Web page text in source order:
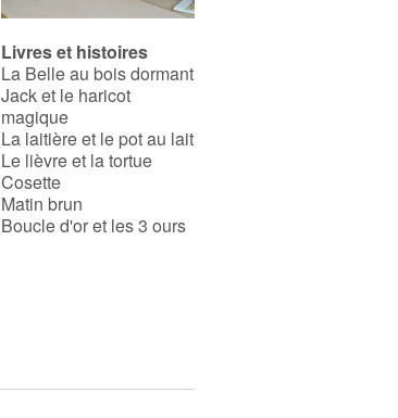
Livres et histoires
La Belle au bois dormant
Jack et le haricot
magique
La laitière et le pot au lait
Le lièvre et la tortue
Cosette
Matin brun
Boucle d'or et les 3 ours